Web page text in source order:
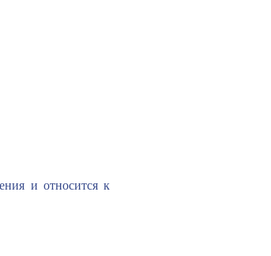
и относится к